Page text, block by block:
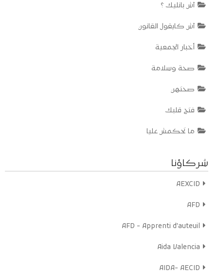
آش بانليك ؟
آش كايقول القانون
أخبار الجمعية
صحة وسلامة
صحتهن
فتح قلبك
ما تحكمش عليا
شركاؤنا
AEXCID
AFD
AFD - Apprenti d'auteuil
Aida Valencia
AIDA- AECID